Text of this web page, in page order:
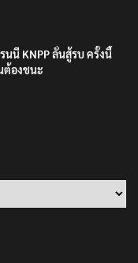
นนี KNPP ลั่นสู้รบ ครั้งนี้
ต้องชนะ